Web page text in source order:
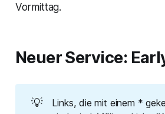
Vormittag.
Neuer Service:
💡
Links, die mit einem *